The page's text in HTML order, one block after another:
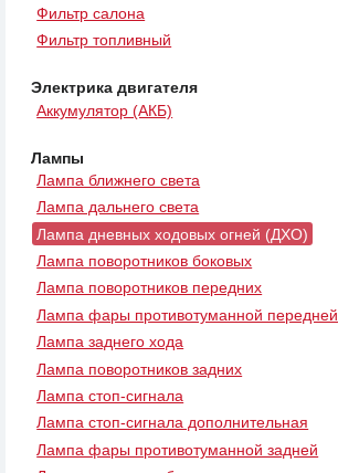
Фильтр салона
Фильтр топливный
Электрика двигателя
Аккумулятор (АКБ)
Лампы
Лампа ближнего света
Лампа дальнего света
Лампа дневных ходовых огней (ДХО)
Лампа поворотников боковых
Лампа поворотников передних
Лампа фары противотуманной передней
Лампа заднего хода
Лампа поворотников задних
Лампа стоп-сигнала
Лампа стоп-сигнала дополнительная
Лампа фары противотуманной задней